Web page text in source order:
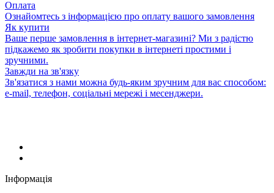
Оплата
Ознайомтесь з інформацією про оплату вашого замовлення
Як купити
Ваше перше замовлення в інтернет-магазині? Ми з радістю
підкажемо як зробити покупки в інтернеті простими і
зручними.
Завжди на зв'язку
Зв'язатися з нами можна будь-яким зручним для вас способом:
e-mail, телефон, соціальні мережі і месенджери.
Інформація